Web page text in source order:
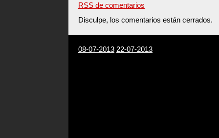
RSS de comentarios
Disculpe, los comentarios están cerrados.
08-07-2013 22-07-2013